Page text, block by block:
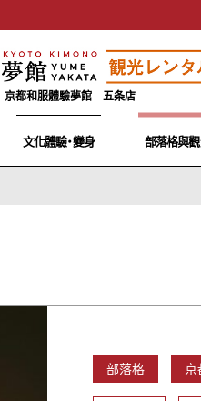
京都和服體驗夢館 五条店
文化體驗・變身 部落格與
部落格 京